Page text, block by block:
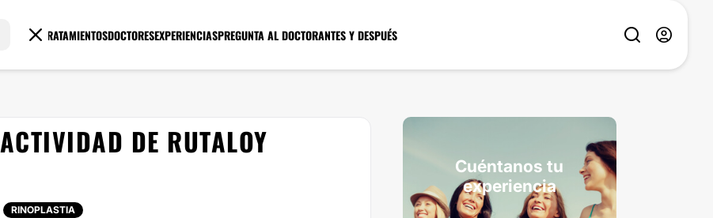
TRATAMIENTOSDOCTORESEXPERIENCIASPREGUNTA AL DOCTORANTES Y DESPUÉS
ACTIVIDAD DE RUTALOY
RINOPLASTIA
Cuéntanos tu
experiencia